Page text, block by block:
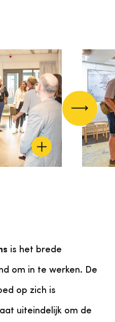
is het brede
om in te werken. De
op zich is
uiteindelijk om de